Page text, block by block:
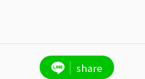
share